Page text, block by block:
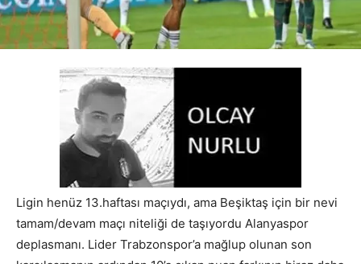
Ligin henüz 13.haftası maçıydı, ama Beşiktaş için bir nevi
tamam/devam maçı niteliği de taşıyordu Alanyaspor
deplasmanı. Lider Trabzonspor’a mağlup olunan son